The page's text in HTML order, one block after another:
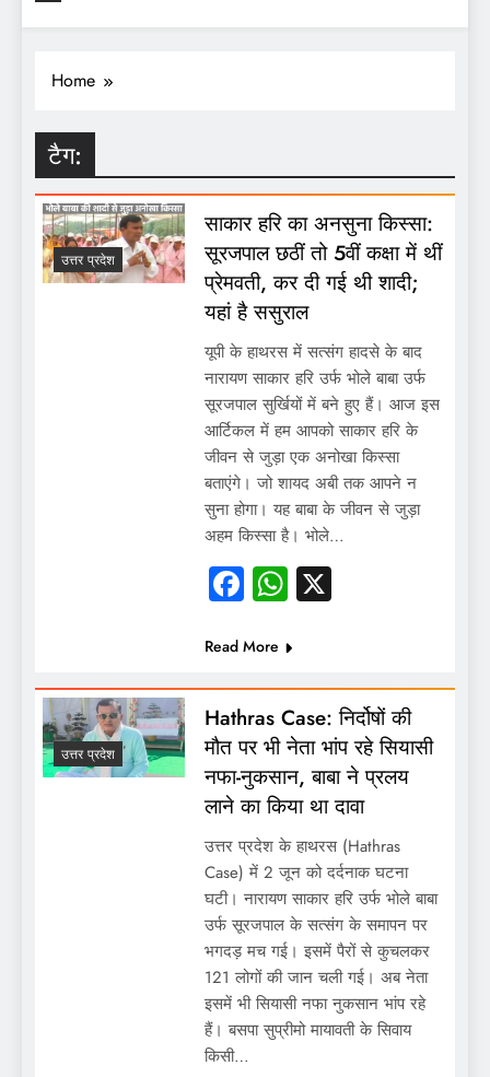
Home
टैग:
उत्तर प्रदेश
साकार हरि का अनसुना किस्सा:
सूरजपाल छठीं तो 5वीं कक्षा में थीं
प्रेमवती, कर दी गई थी शादी;
यहां है ससुराल
यूपी के हाथरस में सत्संग हादसे के बाद
नारायण साकार हरि उर्फ भोले बाबा उर्फ
सूरजपाल सुर्खियों में बने हुए हैं। आज इस
आर्टिकल में हम आपको साकार हरि के
जीवन से जुड़ा एक अनोखा किस्सा
बताएंगे। जो शायद अबी तक आपने न
सुना होगा। यह बाबा के जीवन से जुड़ा
अहम किस्सा है। भोले…
Facebook
WhatsApp
X
Read More
उत्तर प्रदेश
Hathras Case: निर्दोषों की
मौत पर भी नेता भांप रहे सियासी
नफा-नुकसान, बाबा ने प्रलय
लाने का किया था दावा
उत्तर प्रदेश के हाथरस (Hathras
Case) में 2 जून को दर्दनाक घटना
घटी। नारायण साकार हरि उर्फ भोले बाबा
उर्फ सूरजपाल के सत्संग के समापन पर
भगदड़ मच गई। इसमें पैरों से कुचलकर
121 लोगों की जान चली गई। अब नेता
इसमें भी सियासी नफा नुकसान भांप रहे
हैं। बसपा सुप्रीमो मायावती के सिवाय
किसी…